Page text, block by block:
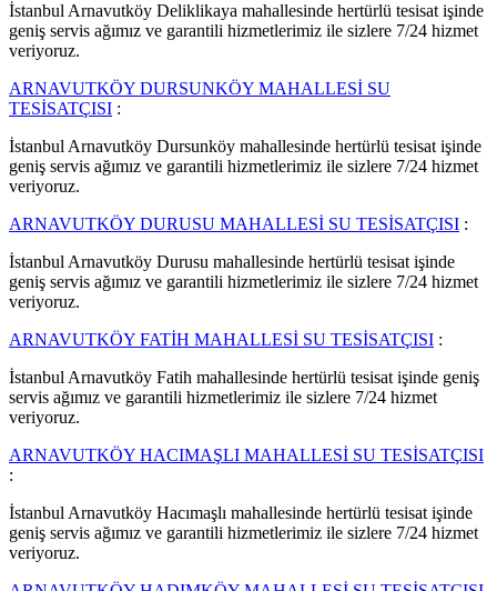
İstanbul Arnavutköy Deliklikaya mahallesinde hertürlü tesisat işinde
geniş servis ağımız ve garantili hizmetlerimiz ile sizlere 7/24 hizmet
veriyoruz.
ARNAVUTKÖY DURSUNKÖY MAHALLESİ SU
TESİSATÇISI :
İstanbul Arnavutköy Dursunköy mahallesinde hertürlü tesisat işinde
geniş servis ağımız ve garantili hizmetlerimiz ile sizlere 7/24 hizmet
veriyoruz.
ARNAVUTKÖY DURUSU MAHALLESİ SU TESİSATÇISI :
İstanbul Arnavutköy Durusu mahallesinde hertürlü tesisat işinde
geniş servis ağımız ve garantili hizmetlerimiz ile sizlere 7/24 hizmet
veriyoruz.
ARNAVUTKÖY FATİH MAHALLESİ SU TESİSATÇISI :
İstanbul Arnavutköy Fatih mahallesinde hertürlü tesisat işinde geniş
servis ağımız ve garantili hizmetlerimiz ile sizlere 7/24 hizmet
veriyoruz.
ARNAVUTKÖY HACIMAŞLI MAHALLESİ SU TESİSATÇISI
:
İstanbul Arnavutköy Hacımaşlı mahallesinde hertürlü tesisat işinde
geniş servis ağımız ve garantili hizmetlerimiz ile sizlere 7/24 hizmet
veriyoruz.